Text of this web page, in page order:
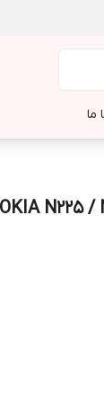
ما